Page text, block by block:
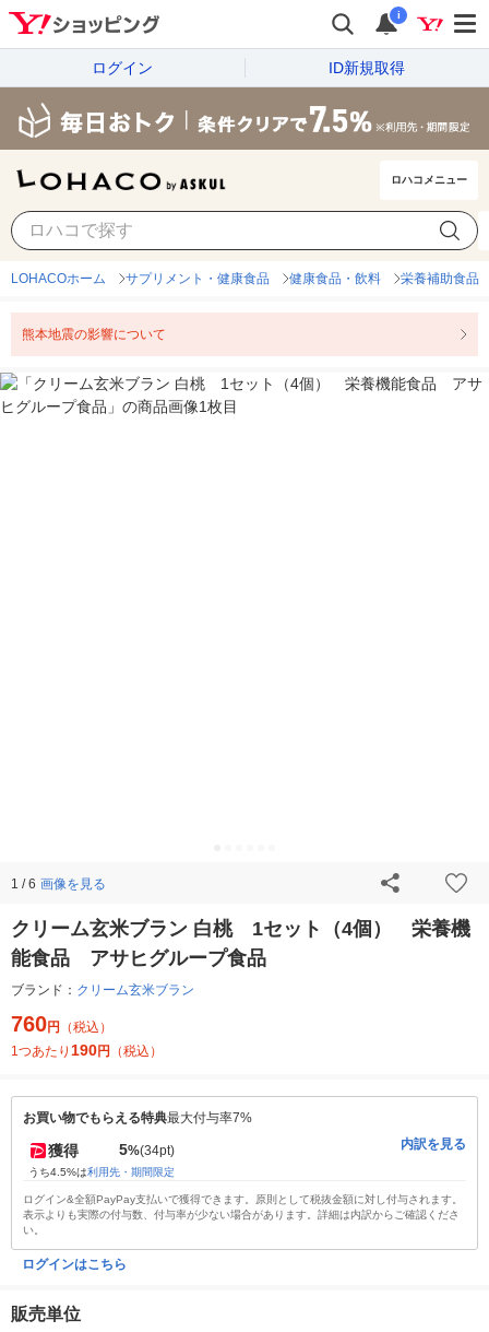
i
ログイン ID新規取得
ロハコメニュー
LOHACOホーム サプリメント・健康食品 健康食品・飲料 栄養補助食品
熊本地震の影響について
1 / 6 画像を見る
クリーム玄米ブラン 白桃 1セット（4個） 栄養機
能食品 アサヒグループ食品
ブランド： クリーム玄米ブラン
760円
（税込）
1つあたり 190円 （税込）
お買い物でもらえる特典最大付与率7%
獲得 5%(34pt)
うち4.5%は利用先・期間限定
内訳を見る
ログイン&全額PayPay支払いで獲得できます。原則として税抜金額に対し付与されます。
表示よりも実際の付与数、付与率が少ない場合があります。詳細は内訳からご確認くださ
い。
ログインはこちら
販売単位